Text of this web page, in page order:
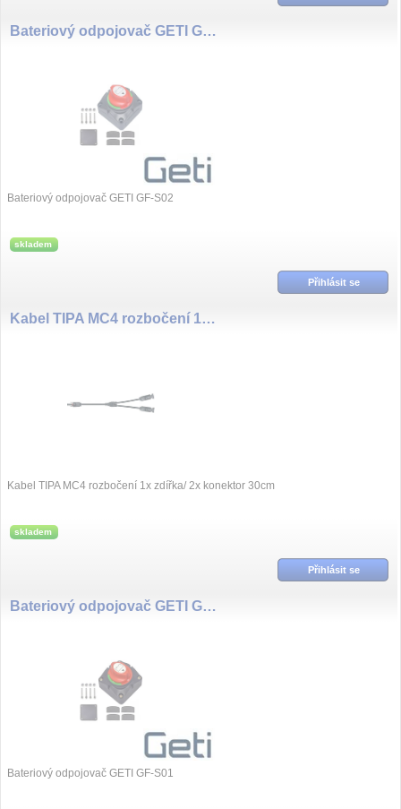
Bateriový odpojovač GETI GF-S02
Bateriový odpojovač GETI GF-S02
skladem
Přihlásit se
Kabel TIPA MC4 rozbočení 1x zdířka/ 2x konektor 30cm
Kabel TIPA MC4 rozbočení 1x zdířka/ 2x konektor 30cm
skladem
Přihlásit se
Bateriový odpojovač GETI GF-S01
Bateriový odpojovač GETI GF-S01